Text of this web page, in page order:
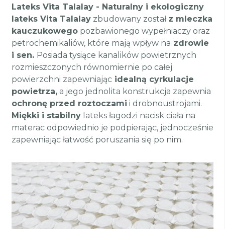
Lateks Vita Talalay - Naturalny i ekologiczny
lateks Vita Talalay zbudowany został z mleczka
kauczukowego pozbawionego wypełniaczy oraz
petrochemikaliów, które mają wpływ na zdrowie
i sen. Posiada tysiące kanalików powietrznych
rozmieszczonych równomiernie po całej
powierzchni zapewniając idealną cyrkulacje
powietrza, a jego jednolita konstrukcja zapewnia
ochronę przed roztoczami i drobnoustrojami.
Miękki i stabilny lateks łagodzi nacisk ciała na
materac odpowiednio je podpierając, jednocześnie
zapewniając łatwość poruszania się po nim.